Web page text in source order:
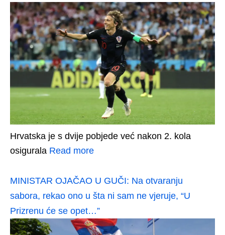
Hrvatska je s dvije pobjede već nakon 2. kola
osigurala Read more
MINISTAR OJAČAO U GUČI: Na otvaranju
sabora, rekao ono u šta ni sam ne vjeruje, “U
Prizrenu će se opet…”